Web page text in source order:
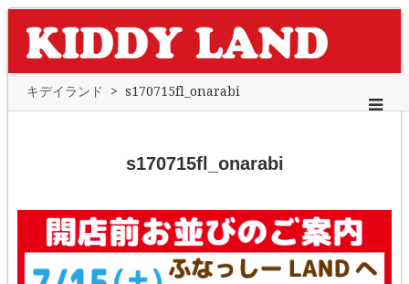
キデイランド > s170715fl_onarabi
s170715fl_onarabi